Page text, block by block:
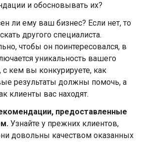
и обосновывать их?
ли ему ваш бизнес? Если нет, то
другого специалиста.
чтобы он поинтересовался, в
уникальность вашего
с кем вы конкурируете, как
результаты должны помочь, а
клиенты вас находят.
предоставленные
Узнайте у прежних клиентов,
довольны качеством оказанных